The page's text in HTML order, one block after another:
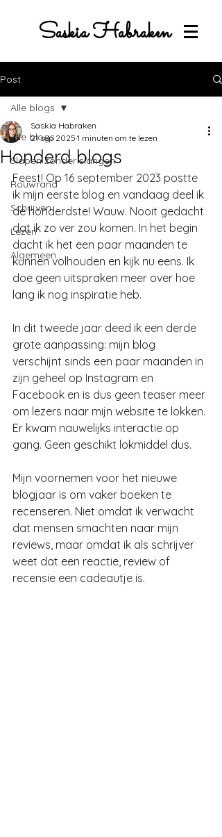
Saskia Habraken
Post
Alle blogs
Slapen zonder slangen
Rouwrand
Schrijven
Lezen
Algemeen
Alle blogs
Honderd blogs
Saskia Habraken
21 sep 2025 1 minuten om te lezen
Feest! Op 16 september 2023 postte
ik mijn eerste blog en vandaag deel ik
de honderdste! Wauw. Nooit gedacht
dat ik zo ver zou komen. In het begin
dacht ik het een paar maanden te
kunnen volhouden en kijk nu eens. Ik
doe geen uitspraken meer over hoe
lang ik nog inspiratie heb.
In dit tweede jaar deed ik een derde
grote aanpassing: mijn blog
verschijnt sinds een paar maanden in
zijn geheel op Instagram en
Facebook en is dus geen teaser meer
om lezers naar mijn website te lokken.
Er kwam nauwelijks interactie op
gang. Geen geschikt lokmiddel dus.
Mijn voornemen voor het nieuwe
blogjaar is om vaker boeken te
recenseren. Niet omdat ik verwacht
dat mensen smachten naar mijn
reviews, maar omdat ik als schrijver
weet dat een reactie, review of
recensie een cadeautje is.